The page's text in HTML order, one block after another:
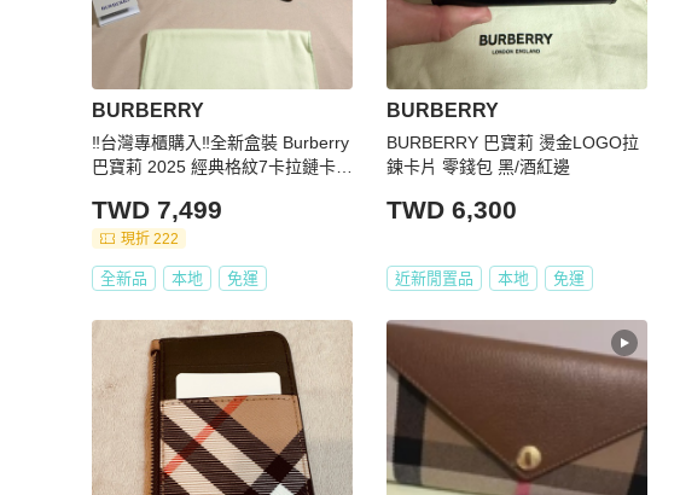
BURBERRY
‼️台灣專櫃購入‼️全新盒裝 Burberry
巴寶莉 2025 經典格紋7卡拉鏈卡
TWD 7,499
現折 222
全新品 本地 免運
BURBERRY
BURBERRY 巴寶莉 燙金LOGO拉
鍊卡片 零錢包 黑/酒紅邊
TWD 6,300
近新閒置品 本地 免運